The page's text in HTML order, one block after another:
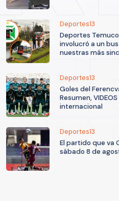
Deportes13
Deportes
involucró a un
nuestras más
Deportes13
Goles del
Resumen,
internacional
Deportes13
El partido que va
sábado 8 de